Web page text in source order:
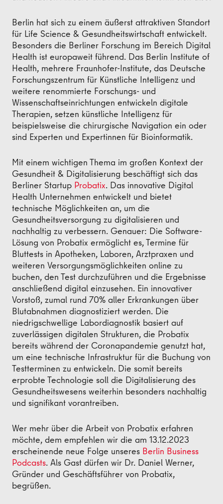
Berlin hat sich zu einem äußerst attraktiven Standort
für Life Science & Gesundheitswirtschaft entwickelt.
Besonders die Berliner Forschung im Bereich Digital
Health ist europaweit führend. Das Berlin Institute of
Health, mehrere Fraunhofer-Institute, das Deutsche
Forschungszentrum für Künstliche Intelligenz und
weitere renommierte Forschungs- und
Wissenschaftseinrichtungen entwickeln digitale
Therapien, setzen künstliche Intelligenz für
beispielsweise die chirurgische Navigation ein oder
sind Experten und Expertinnen für Bioinformatik.
Mit einem wichtigen Thema im großen Kontext der
Gesundheit & Digitalisierung beschäftigt sich das
Berliner Startup Probatix. Das innovative Digital
Health Unternehmen entwickelt und bietet
technische Möglichkeiten an, um die
Gesundheitsversorgung zu digitalisieren und
nachhaltig zu verbessern. Genauer: Die Software-
Lösung von Probatix ermöglicht es, Termine für
Bluttests in Apotheken, Laboren, Arztpraxen und
weiteren Versorgungsmöglichkeiten online zu
buchen, den Test durchzuführen und die Ergebnisse
anschließend digital einzusehen. Ein innovativer
Vorstoß, zumal rund 70% aller Erkrankungen über
Blutabnahmen diagnostiziert werden. Die
niedrigschwellige Labordiagnostik basiert auf
zuverlässigen digitalen Strukturen, die Probatix
bereits während der Coronapandemie genutzt hat,
um eine technische Infrastruktur für die Buchung von
Testterminen zu entwickeln. Die somit bereits
erprobte Technologie soll die Digitalisierung des
Gesundheitswesens weiterhin besonders nachhaltig
und signifikant vorantreiben.
Wer mehr über die Arbeit von Probatix erfahren
möchte, dem empfehlen wir die am 13.12.2023
erscheinende neue Folge unseres Berlin Business
Podcasts. Als Gast dürfen wir Dr. Daniel Werner,
Gründer und Geschäftsführer von Probatix,
begrüßen.